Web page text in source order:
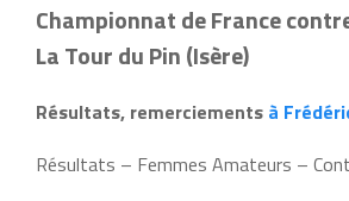
Championnat de France
La Tour du Pin (Isère)
Résultats, remerciements à
Résultats – Femmes Amateurs –